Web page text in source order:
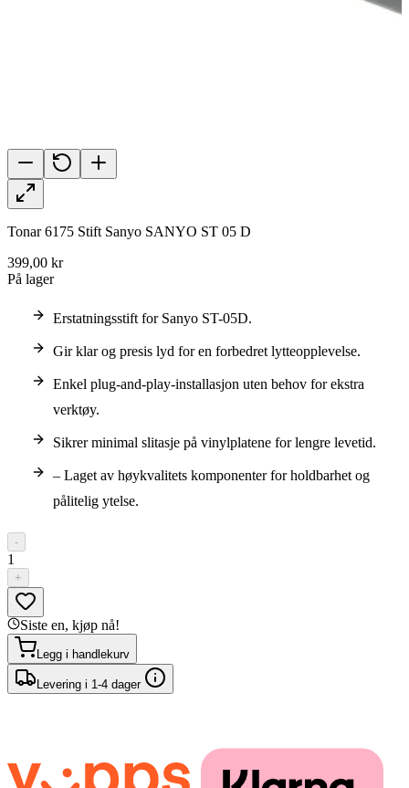
Tonar 6175 Stift Sanyo SANYO ST 05 D
399,00 kr
På lager
Erstatningsstift for Sanyo ST-05D.
Gir klar og presis lyd for en forbedret lytteopplevelse.
Enkel plug-and-play-installasjon uten behov for ekstra
verktøy.
Sikrer minimal slitasje på vinylplatene for lengre levetid.
– Laget av høykvalitets komponenter for holdbarhet og
pålitelig ytelse.
-
1
+
Siste en, kjøp nå!
Legg i handlekurv
Levering i 1-4 dager